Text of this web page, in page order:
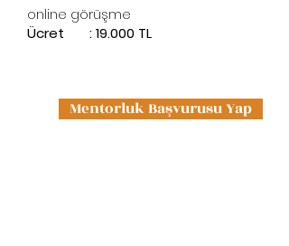
online görüşme
Ücret : 19.000 TL
Mentorluk Başvurusu Yap